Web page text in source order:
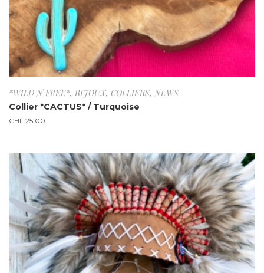
*WILD N FREE*, BIJOUX, COLLIERS,NEWS
Collier *CACTUS* / Turquoise
CHF 25.00